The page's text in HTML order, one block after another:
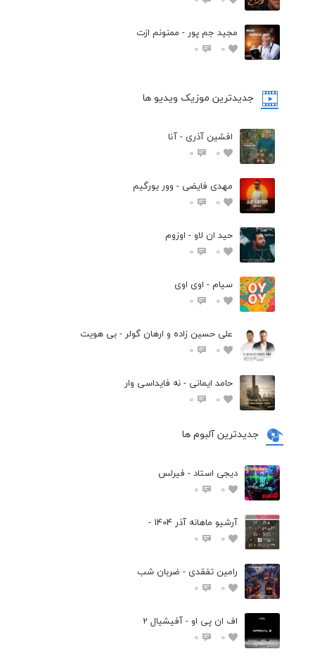
مجید جم پور - ممنونم ازت
0
0
جدیدترین موزیک ویدیو ها
افشین آذری - آنا
0
0
مهدی فایضی - وور یورگیم
0
0
حید ان لاو - اوزوم
0
0
سیام - اوی اوی
0
0
علی حسین زاده و ارهان گولر - بی هویت
0
0
حامد ایمانی - نه فایداسی وار
0
0
جدیدترین آلبوم ها
دیجی استاد - فیرلس
0
0
آرشیو ماهانه آذر 1404 -
0
0
رامین تفقدی - ضربان شب
0
0
اف ان پی او - آفیشیال 2
0
0